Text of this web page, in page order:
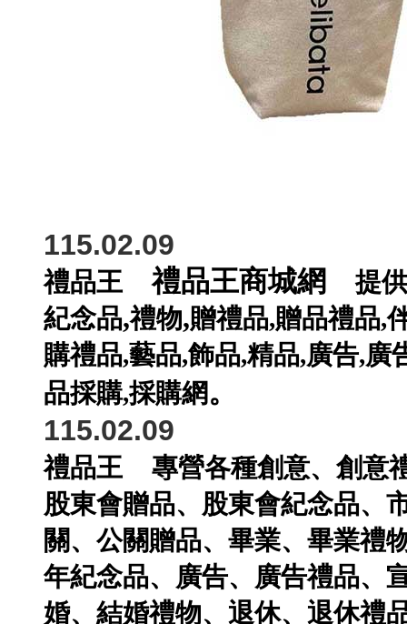
115.02.09
禮品王 禮品王商城網
提
紀念品,禮物,贈禮品,贈品禮品,
購禮品,藝品,飾品,精品,廣告,廣
品採購,採購網。
115.02.09
禮品王 專營各種創意、 創意
股東會贈品、 股東會紀念品、
關、 公關贈品、 畢業、 畢業禮
年紀念品、 廣告、 廣告禮品、
婚、 結婚禮物、 退休、 退休禮